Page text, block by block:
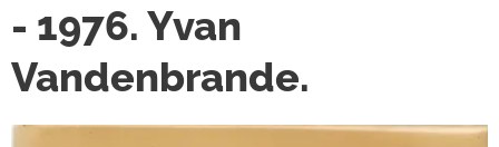
- 1976. Yvan
Vandenbrande.